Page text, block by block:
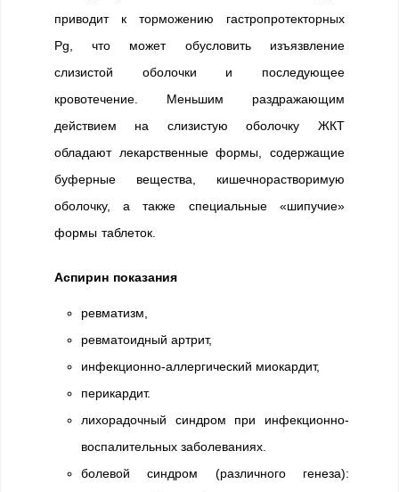
приводит к торможению гастропротекторных
Pg, что может обусловить изъязвление
слизистой оболочки и последующее
кровотечение. Меньшим раздражающим
действием на слизистую оболочку ЖКТ
обладают лекарственные формы, содержащие
буферные вещества, кишечнорастворимую
оболочку, а также специальные «шипучие»
формы таблеток.
Аспирин показания
ревматизм,
ревматоидный артрит,
инфекционно-аллергический миокардит,
перикардит.
лихорадочный синдром при инфекционно-
воспалительных заболеваниях.
болевой синдром (различного генеза):